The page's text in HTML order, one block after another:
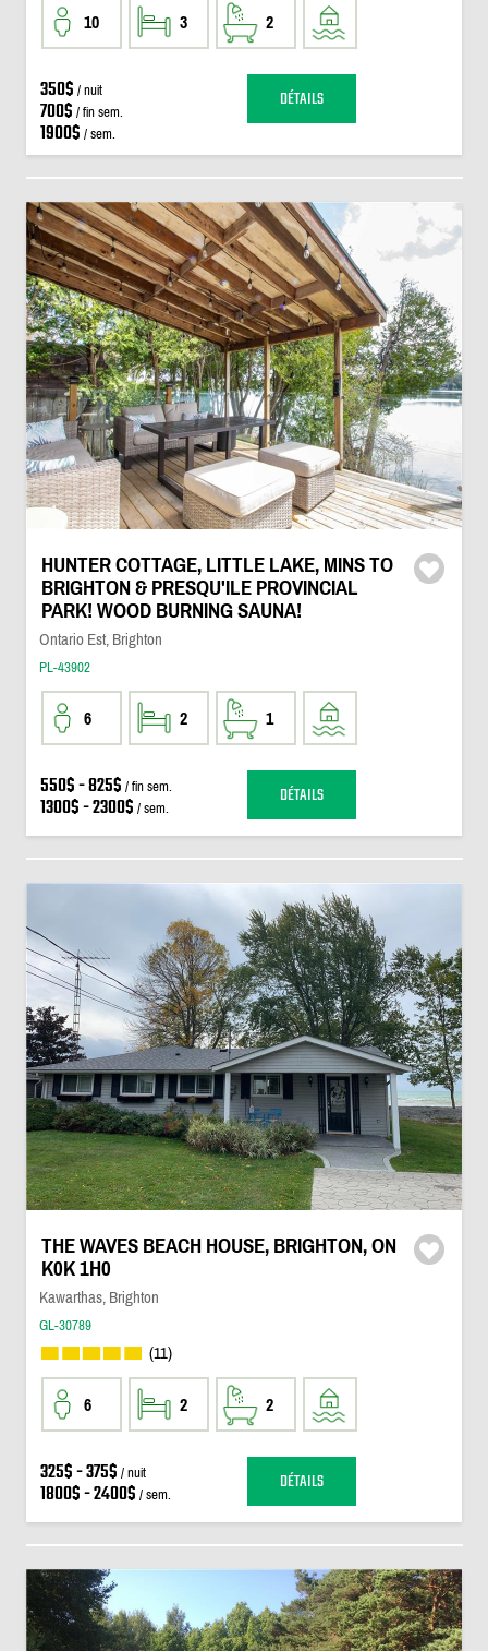
10 3 2
350$ / nuit
700$ / fin sem.
1900$ / sem.
DÉTAILS
HUNTER COTTAGE, LITTLE LAKE, MINS TO
BRIGHTON & PRESQU'ILE PROVINCIAL
PARK! WOOD BURNING SAUNA!
Ontario Est, Brighton
PL-43902
6 2 1
550$ - 825$ / fin sem.
1300$ - 2300$ / sem. DÉTAILS
THE WAVES BEACH HOUSE, BRIGHTON, ON
K0K 1H0
Kawarthas, Brighton
GL-30789
(11)
6 2 2
325$ - 375$ / nuit
1800$ - 2400$ / sem. DÉTAILS